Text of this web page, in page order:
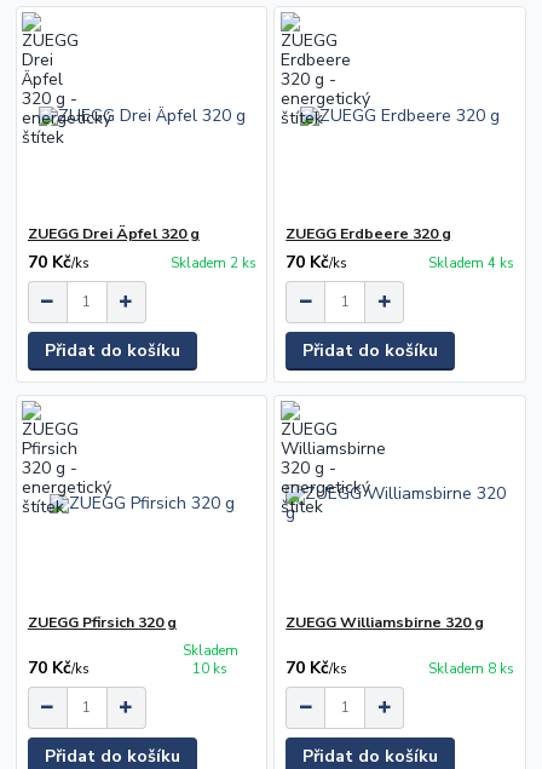
ZUEGG Drei Äpfel 320 g
70 Kč/ks Skladem 2 ks
Přidat do košíku
ZUEGG Erdbeere 320 g
70 Kč/ks Skladem 4 ks
Přidat do košíku
ZUEGG Pfirsich 320 g
70 Kč/ks
Skladem
10 ks
Přidat do košíku
ZUEGG Williamsbirne 320 g
70 Kč/ks Skladem 8 ks
Přidat do košíku